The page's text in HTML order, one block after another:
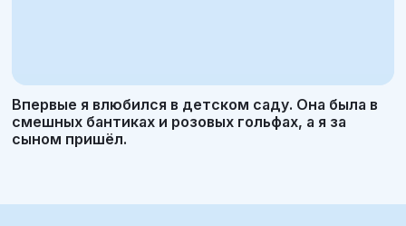
Впервые я влюбился в детском саду. Она была в
смешных бантиках и розовых гольфах, а я за
сыном пришёл.